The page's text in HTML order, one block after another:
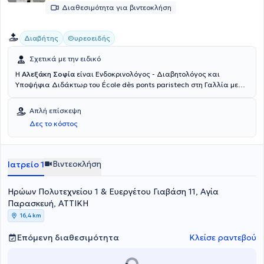
Διαθεσιμότητα για βιντεοκλήση
Διαβήτης Θυρεοειδής
Σχετικά με την ειδικό
Η Αλεξάκη Σοφία είναι Ενδοκρινολόγος - Διαβητολόγος και
Υποψήφια Διδάκτωρ του École dès ponts paristech στη Γαλλία με
Ενδοκρινολογία - Σακχαρώδη διαβήτη και Μεταβολισμό στο
Βενιζέλειο Γ. Ν. Ηρακλείου, όπου και εξειδικεύτηκε στη
Διαβητολογία. Τέλος, διαθέτει πολυετή κλινική και ερευνητική
εμπειρία στην Ελλάδα, στο Ηνωμένο Βασίλειο, στην Γαλλία και στο
Απλή επίσκεψη
Δες το κόστος
Ιατρείο 1 Βιντεοκλήση
Ηρώων Πολυτεχνείου 1 & Ευεργέτου Γιαβάση 11, Αγία
Παρασκευή, ΑΤΤΙΚΗ
16,4 km
Επόμενη διαθεσιμότητα Κλείσε ραντεβού